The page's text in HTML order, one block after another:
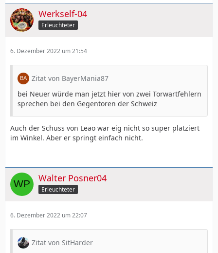
Werkself-04
Erleuchteter
6. Dezember 2022 um 21:54
Zitat von BayerMania87
bei Neuer würde man jetzt hier von zwei Torwartfehlern
sprechen bei den Gegentoren der Schweiz
Auch der Schuss von Leao war eig nicht so super platziert
im Winkel. Aber er springt einfach nicht.
Walter Posner04
Erleuchteter
6. Dezember 2022 um 22:07
Zitat von SitHarder